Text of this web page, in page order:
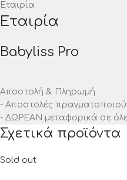
Εταιρία
Εταιρία
Babyliss Pro
Αποστολή & Πληρωμή
- Αποστολές
- ΔΩΡΕΑΝ μεταφορικά σε
Σχετικά προϊόντα
Sold out